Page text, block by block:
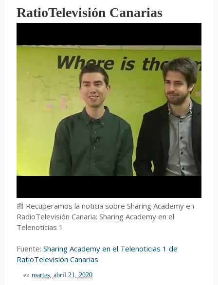
RatioTelevisión Canarias
📰 Recuperamos la noticia sobre Sharing Academy en
RadioTelevisión Canaria: Sharing Academy en el
Telenoticias 1
Fuente: Sharing Academy en el Telenoticias 1 de
RatioTelevisión Canarias
enmartes, abril 21, 2020